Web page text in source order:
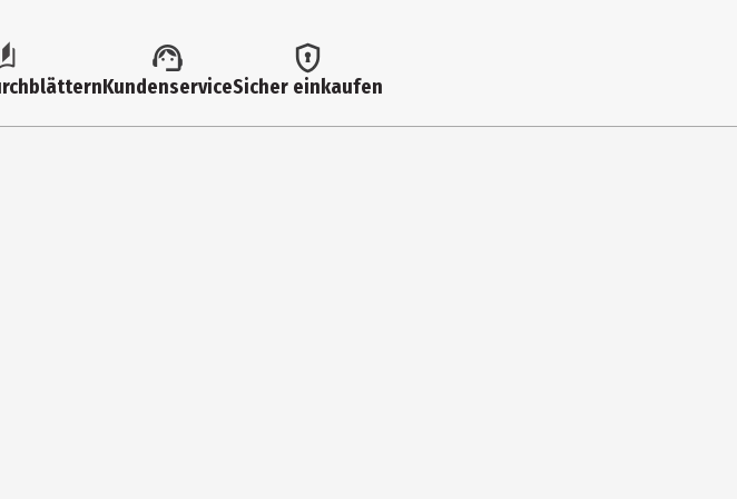
GmbH
KundenserviceSicher einkaufen